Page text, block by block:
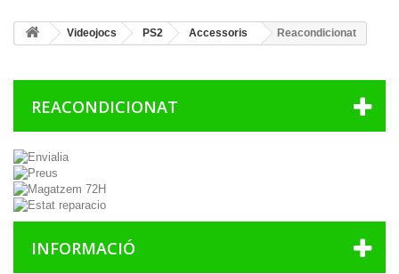
Videojocs PS2 Accessoris Reacondicionat
REACONDICIONAT
INFORMACIÓ